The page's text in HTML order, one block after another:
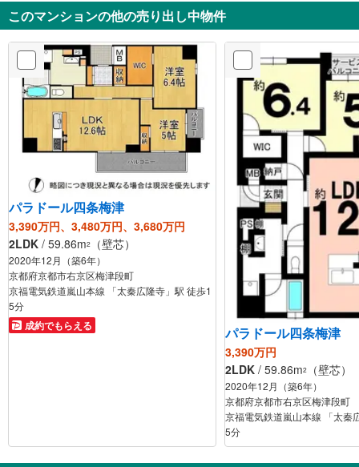
このマンションの他の売り出し中物件
パラドール四条梅津
3,390万円、3,480万円、3,680万円
2LDK / 59.86m2 （壁芯）
2020年12月（築6年）
京都府京都市右京区梅津段町
京福電気鉄道嵐山本線 「太秦広隆寺」駅 徒歩1
5分
成約でもらえる パラドール四条梅津
3,390万円
2LDK / 59.86m2 （壁芯）
2020年12月（築6年）
京都府京都市右京区梅津段町
京福電気鉄道嵐山本線 「太秦
5分